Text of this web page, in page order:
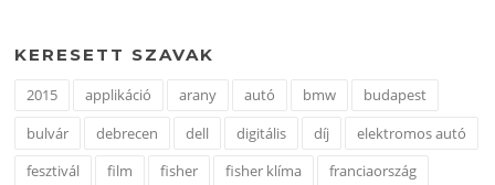
KERESETT SZAVAK
2015 applikáció arany autó bmw
budapest
bulvár
debrecen dell digitális díj
elektromos autó
fesztivál
film fisher fisher klíma
franciaország